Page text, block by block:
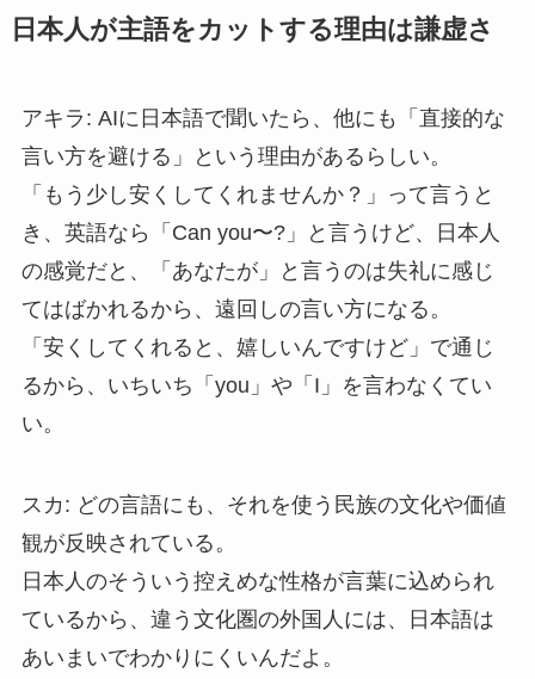
日本人が主語をカットする理由は謙虚さ
アキラ: AIに日本語で聞いたら、他にも「直接的な
言い方を避ける」という理由があるらしい。
「もう少し安くしてくれませんか？」って言うと
き、英語なら「Can you〜?」と言うけど、日本人
の感覚だと、「あなたが」と言うのは失礼に感じ
てはばかれるから、遠回しの言い方になる。
「安くしてくれると、嬉しいんですけど」で通じ
るから、いちいち「you」や「I」を言わなくてい
い。
スカ: どの言語にも、それを使う民族の文化や価値
観が反映されている。
日本人のそういう控えめな性格が言葉に込められ
ているから、違う文化圏の外国人には、日本語は
あいまいでわかりにくいんだよ。